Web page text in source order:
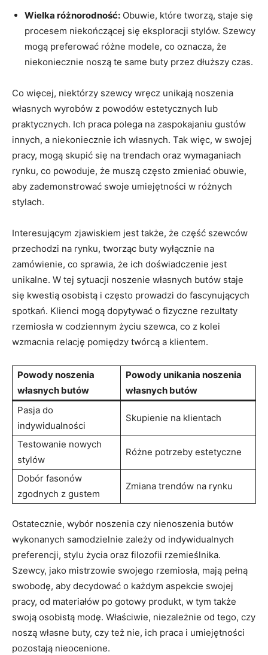
Wielka różnorodność: Obuwie, które tworzą, staje się
procesem niekończącej się eksploracji stylów. Szewcy
mogą preferować różne modele, co oznacza, że
niekoniecznie noszą te same buty przez dłuższy czas.
Co więcej, niektórzy szewcy wręcz unikają noszenia
własnych wyrobów z powodów estetycznych lub
praktycznych. Ich praca polega na zaspokajaniu gustów
innych, a niekoniecznie ich własnych. Tak więc, w swojej
pracy, mogą skupić się na trendach oraz wymaganiach
rynku, co powoduje, że muszą często zmieniać obuwie,
aby zademonstrować swoje umiejętności w różnych
stylach.
Interesującym zjawiskiem jest także, że część szewców
przechodzi na rynku, tworząc buty wyłącznie na
zamówienie, co sprawia, że ich doświadczenie jest
unikalne. W tej sytuacji noszenie własnych butów staje
się kwestią osobistą i często prowadzi do fascynujących
spotkań. Klienci mogą dopytywać o fizyczne rezultaty
rzemiosła w codziennym życiu szewca, co z kolei
wzmacnia relację pomiędzy twórcą a klientem.
Powody noszenia
własnych butów
Powody unikania noszenia
własnych butów
Pasja do
indywidualności
Skupienie na klientach
Testowanie nowych
stylów
Różne potrzeby estetyczne
Dobór fasonów
zgodnych z gustem
Zmiana trendów na rynku
Ostatecznie, wybór noszenia czy nienoszenia butów
wykonanych samodzielnie zależy od indywidualnych
preferencji, stylu życia oraz filozofii rzemieślnika.
Szewcy, jako mistrzowie swojego rzemiosła, mają pełną
swobodę, aby decydować o każdym aspekcie swojej
pracy, od materiałów po gotowy produkt, w tym także
swoją osobistą modę. Właściwie, niezależnie od tego, czy
noszą własne buty, czy też nie, ich praca i umiejętności
pozostają nieocenione.